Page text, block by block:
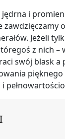
jędrna i
zawdzięczamy
Jeżeli
z nich –
swój blask a